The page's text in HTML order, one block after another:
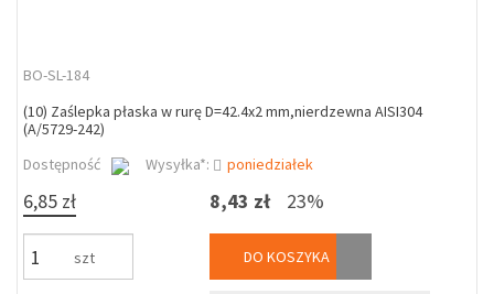
BO-SL-184
(10) Zaślepka płaska w rurę D=42.4x2 mm,nierdzewna AISI304
(A/5729-242)
Dostępność
Wysyłka*: poniedziałek
6,85 zł
szt
8,43 zł 23%
DO KOSZYKA